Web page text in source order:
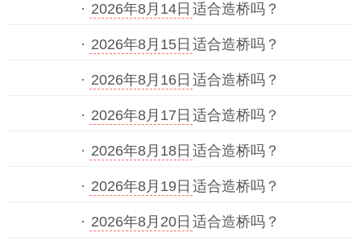
· 2026年8月14日 适合造桥吗？
· 2026年8月15日 适合造桥吗？
· 2026年8月16日 适合造桥吗？
· 2026年8月17日 适合造桥吗？
· 2026年8月18日 适合造桥吗？
· 2026年8月19日 适合造桥吗？
· 2026年8月20日 适合造桥吗？